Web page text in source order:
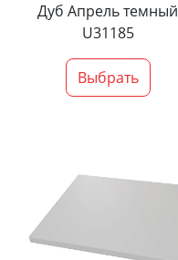
Дуб Апрель темный
U31185
Выбрать